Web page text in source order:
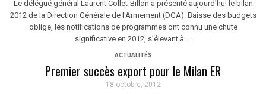
Le délégué général Laurent Collet-Billon a présenté aujourd'hui le bilan
2012 de la Direction Générale de l'Armement (DGA). Baisse des budgets
oblige, les notifications de programmes ont connu une chute
significative en 2012, s’élevant à ...
ACTUALITÉS
Premier succès export pour le Milan ER
18 octobre, 2012